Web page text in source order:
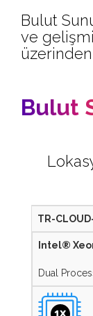
Bulut
ve
Bulut
TR-
Intel®
Dual
1X